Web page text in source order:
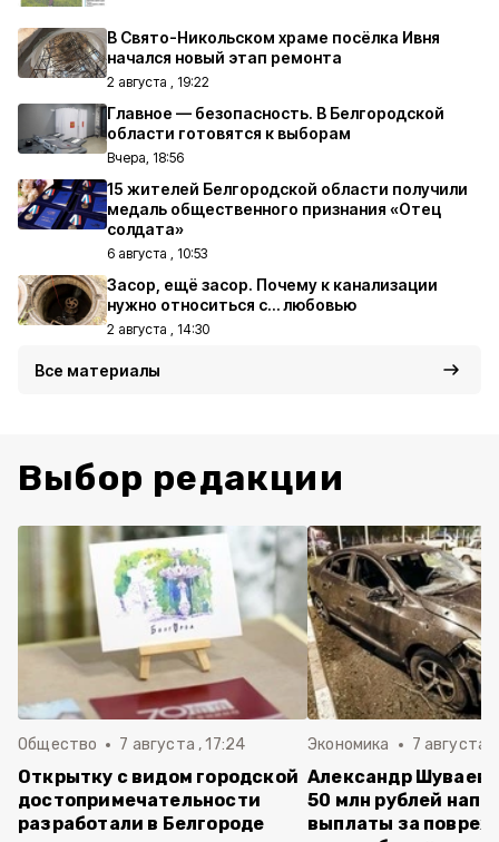
В Свято-Никольском храме посёлка Ивня
начался новый этап ремонта
2 августа , 19:22
Главное — безопасность. В Белгородской
области готовятся к выборам
Вчера, 18:56
15 жителей Белгородской области получили
медаль общественного признания «Отец
солдата»
6 августа , 10:53
Засор, ещё засор. Почему к канализации
нужно относиться с… любовью
2 августа , 14:30
Все материалы
Выбор редакции
Общество 7 августа , 17:24
Открытку с видом городской
достопримечательности
разработали в Белгороде
Экономика 7 августа ,
Александр
50 млн рублей
выплаты за